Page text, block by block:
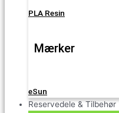
PLA Resin
Mærker
eSun
Reservedele & Tilbehør